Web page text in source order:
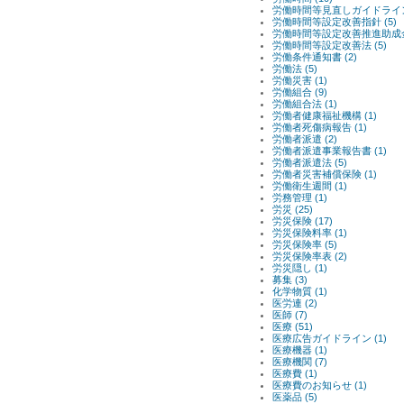
労働時間等見直しガイドライ
労働時間等設定改善指針 (5)
労働時間等設定改善推進助成
労働時間等設定改善法 (5)
労働条件通知書 (2)
労働法 (5)
労働災害 (1)
労働組合 (9)
労働組合法 (1)
労働者健康福祉機構 (1)
労働者死傷病報告 (1)
労働者派遣 (2)
労働者派遣事業報告書 (1)
労働者派遣法 (5)
労働者災害補償保険 (1)
労働衛生週間 (1)
労務管理 (1)
労災 (25)
労災保険 (17)
労災保険料率 (1)
労災保険率 (5)
労災保険率表 (2)
労災隠し (1)
募集 (3)
化学物質 (1)
医労連 (2)
医師 (7)
医療 (51)
医療広告ガイドライン (1)
医療機器 (1)
医療機関 (7)
医療費 (1)
医療費のお知らせ (1)
医薬品 (5)